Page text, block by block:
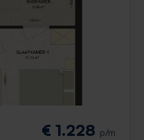
€ 1.228 p/m